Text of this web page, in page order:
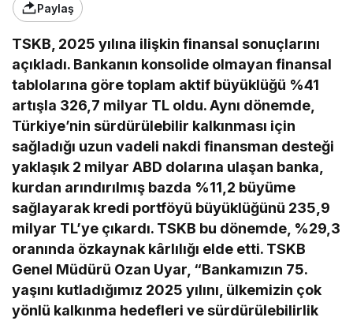
Paylaş
TSKB, 2025 yılına ilişkin finansal sonuçlarını
açıkladı. Bankanın konsolide olmayan finansal
tablolarına göre toplam aktif büyüklüğü %41
artışla 326,7 milyar TL oldu. Aynı dönemde,
Türkiye’nin sürdürülebilir kalkınması için
sağladığı uzun vadeli nakdi finansman desteği
yaklaşık 2 milyar ABD dolarına ulaşan banka,
kurdan arındırılmış bazda %11,2 büyüme
sağlayarak kredi portföyü büyüklüğünü 235,9
milyar TL’ye çıkardı. TSKB bu dönemde, %29,3
oranında özkaynak kârlılığı elde etti. TSKB
Genel Müdürü Ozan Uyar, “Bankamızın 75.
yaşını kutladığımız 2025 yılını, ülkemizin çok
yönlü kalkınma hedefleri ve sürdürülebilirlik